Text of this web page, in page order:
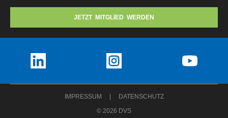
JETZT MITGLIED WERDEN
IMPRESSUM
DATENSCHUTZ
© 2026 DVS